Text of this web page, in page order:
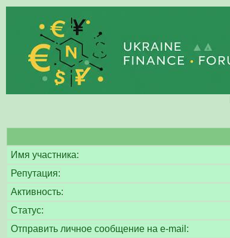
Имя участника:
Репутация:
Активность:
Статус:
Отправить личное сообщение на e-mail: